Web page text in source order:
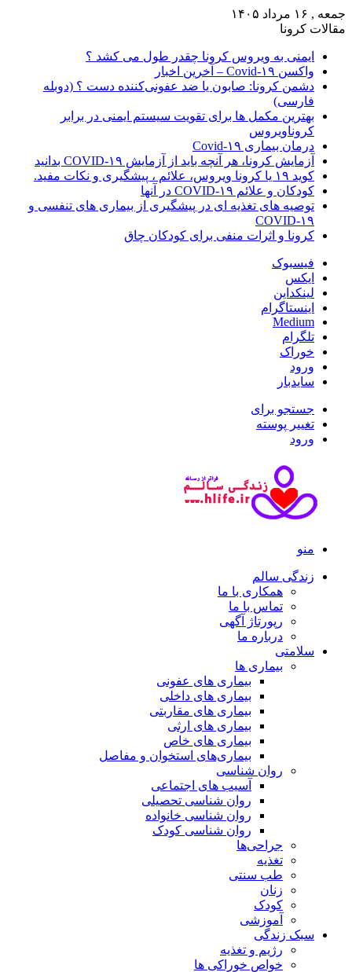
جمعه , ۱۶ مرداد ۱۴۰۵
مقالات کرونا
ایمنی به ویروس کرونا چقدر طول می کشد ؟
واکسن Covid-۱۹ – آخرین اخبار
دشمن کرونا: صابون یا ضد عفونی‌کننده دست ؟ (دوبله
فارسی)
بهترین مکمل ها برای تقویت سیستم ایمنی در برابر
کروناویروس
درمان بیماری Covid-۱۹
آزمایش کرونا، هر آنچه باید از آزمایش COVID-۱۹ بدانید
کوید ۱۹ یا کرونا ویروس، علائم ، پیشگیری و نکات مفید.
کودکان و علائم COVID-۱۹ در آنها
توصیه های تغذیه ای در پیشگیری از بیماری های تنفسی و
COVID-۱۹
کرونا و اثرات منفی برای کودکان چاق
فیسبوک
ایکس
لینکداین
اینستاگرام
Medium
تلگرام
خوراک
ورود
سایدبار
جستجو برای
تغییر پوسته
ورود
منو
زندگی سالم
همکاری با ما
تماس با ما
رپورتاژ آگهی
درباره ما
سلامتی
بیماری ها
بیماری های عفونی
بیماری های داخلی
بیماری های مقاربتی
بیماری های ارثی
بیماری های خاص
بیماری‌های استخوان و مفاصل
روان شناسی
آسیب های اجتماعی
روان شناسی تحصیلی
روان شناسی خانواده
روان شناسی کودک
جراحی‌ها
تغذیه
طب سنتی
زنان
کودک
آموزشی
سبک زندگی
رژیم و تغذیه
خواص خوراکی ها